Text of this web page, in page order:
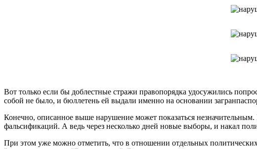
Вот только если бы доблестные стражи правопорядка удосужились
собой не было, и бюллетень ей выдали именно на основании
Конечно, описанное выше нарушение может показаться
фальсификаций. А ведь через несколько дней новые выборы, и накал
При этом уже можно отметить, что в отношении отдельных